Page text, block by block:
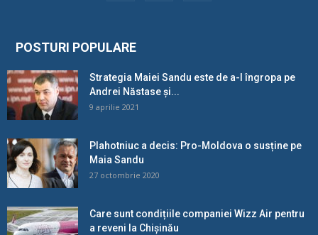
POSTURI POPULARE
Strategia Maiei Sandu este de a-l îngropa pe
Andrei Năstase și...
9 aprilie 2021
Plahotniuc a decis: Pro-Moldova o susține pe
Maia Sandu
27 octombrie 2020
Care sunt condițiile companiei Wizz Air pentru
a reveni la Chișinău